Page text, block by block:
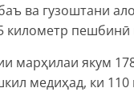
ва гузоштани
километр пешбинӣ
марҳилаи якум
медиҳад, ки